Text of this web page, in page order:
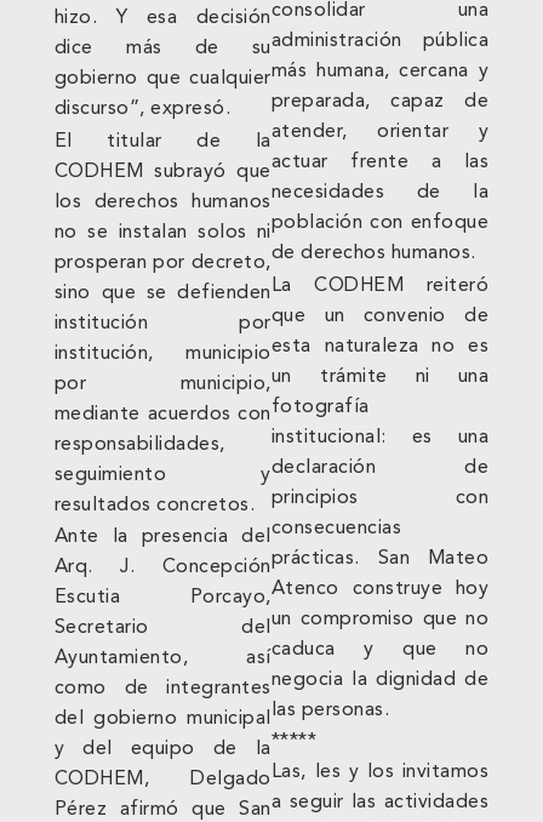
hizo. Y esa decisión
dice más de su
gobierno que cualquier
discurso”, expresó.
El titular de la
CODHEM subrayó que
los derechos humanos
no se instalan solos ni
prosperan por decreto,
sino que se defienden
institución por
institución, municipio
por municipio,
mediante acuerdos con
responsabilidades,
seguimiento y
resultados concretos.
Ante la presencia del
Arq. J. Concepción
Escutia Porcayo,
Secretario del
Ayuntamiento, así
como de integrantes
del gobierno municipal
y del equipo de la
CODHEM, Delgado
Pérez afirmó que San
consolidar una
administración pública
más humana, cercana y
preparada, capaz de
atender, orientar y
actuar frente a las
necesidades de la
población con enfoque
de derechos humanos.
La CODHEM reiteró
que un convenio de
esta naturaleza no es
un trámite ni una
fotografía
institucional: es una
declaración de
principios con
consecuencias
prácticas. San Mateo
Atenco construye hoy
un compromiso que no
caduca y que no
negocia la dignidad de
las personas.
*****
Las, les y los invitamos
a seguir las actividades